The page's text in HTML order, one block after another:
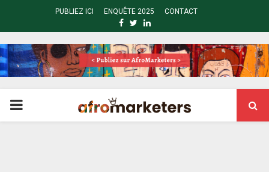
PUBLIEZ ICI ENQUÊTE 2025 CONTACT
FACEBOOK
TWITTER
LINKEDIN
PRIMARY